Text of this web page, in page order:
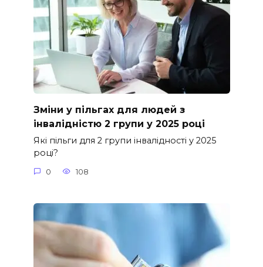
Зміни у пільгах для людей з
інвалідністю 2 групи у 2025 році
Які пільги для 2 групи інвалідності у 2025
році?
0 108